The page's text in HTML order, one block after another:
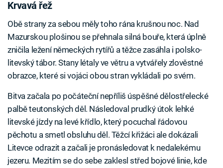
Krvavá řež
Obě strany za sebou měly toho rána krušnou noc. Nad
Mazurskou plošinou se přehnala silná bouře, která úplně
zničila ležení německých rytířů a těžce zasáhla i polsko-
litevský tábor. Stany létaly ve větru a vytvářely zlověstné
obrazce, které si vojáci obou stran vykládali po svém.
Bitva začala po počáteční nepříliš úspěšné dělostřelecké
palbě teutonských děl. Následoval prudký útok lehké
litevské jízdy na levé křídlo, který pocuchal řádovou
pěchotu a smetl obsluhu děl. Těžcí křižáci ale dokázali
Litevce odrazit a začali je pronásledovat k nedalekému
jezeru. Mezitím se do sebe zaklesl střed bojové linie, kde